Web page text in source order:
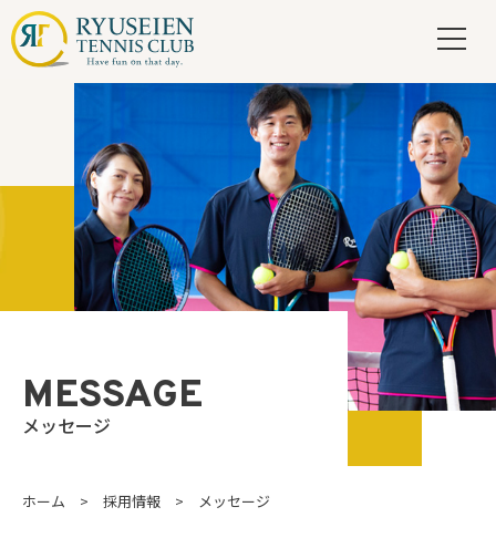
MESSAGE
メッセージ
ホーム 採用情報 メッセージ